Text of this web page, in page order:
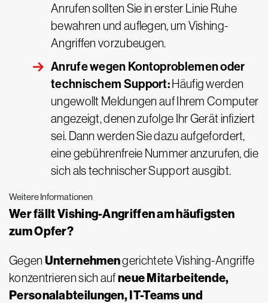
Anrufen sollten Sie in erster Linie Ruhe
bewahren und auflegen, um Vishing-
Angriffen vorzubeugen.
Anrufe wegen Kontoproblemen oder
technischem Support: Häufig werden
ungewollt Meldungen auf Ihrem Computer
angezeigt, denen zufolge Ihr Gerät infiziert
sei. Dann werden Sie dazu aufgefordert,
eine gebührenfreie Nummer anzurufen, die
sich als technischer Support ausgibt.
Weitere Informationen
Wer fällt Vishing-Angriffen am häufigsten
zum Opfer?
Gegen Unternehmengerichtete Vishing-Angriffe
konzentrieren sich aufneue Mitarbeitende,
Personalabteilungen, IT-Teams und